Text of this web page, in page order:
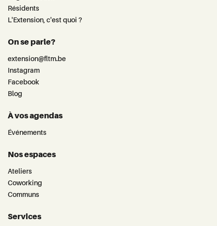
Résidents
L'Extension, c'est quoi ?
On se parle?
extension@fltm.be
Instagram
Facebook
Blog
À vos agendas
Événements
Nos espaces
Ateliers
Coworking
Communs
Services